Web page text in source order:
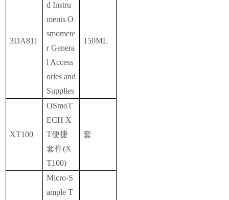
3DA811
d Instru
ments O
smomete
r Genera
l Access
ories and
Supplies
150ML
XT100
OSmoT
ECH X
T便捷
套件(X
T100)
套
Micro-S
ample T